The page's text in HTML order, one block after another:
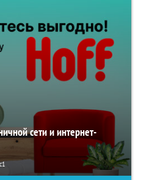
сети и интернет-